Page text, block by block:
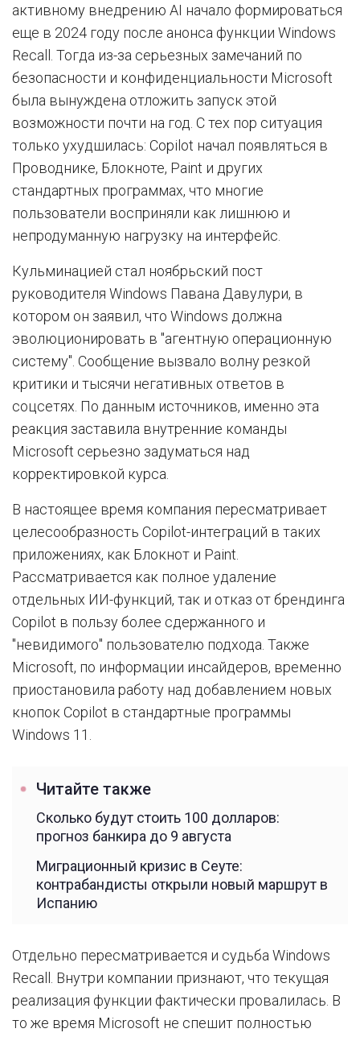
активному внедрению AI начало формироваться
еще в 2024 году после анонса функции Windows
Recall. Тогда из-за серьезных замечаний по
безопасности и конфиденциальности Microsoft
была вынуждена отложить запуск этой
возможности почти на год. С тех пор ситуация
только ухудшилась: Copilot начал появляться в
Проводнике, Блокноте, Paint и других
стандартных программах, что многие
пользователи восприняли как лишнюю и
непродуманную нагрузку на интерфейс.
Кульминацией стал ноябрьский пост
руководителя Windows Павана Давулури, в
котором он заявил, что Windows должна
эволюционировать в "агентную операционную
систему". Сообщение вызвало волну резкой
критики и тысячи негативных ответов в
соцсетях. По данным источников, именно эта
реакция заставила внутренние команды
Microsoft серьезно задуматься над
корректировкой курса.
В настоящее время компания пересматривает
целесообразность Copilot-интеграций в таких
приложениях, как Блокнот и Paint.
Рассматривается как полное удаление
отдельных ИИ-функций, так и отказ от брендинга
Copilot в пользу более сдержанного и
"невидимого" пользователю подхода. Также
Microsoft, по информации инсайдеров, временно
приостановила работу над добавлением новых
кнопок Copilot в стандартные программы
Windows 11.
Читайте также
Сколько будут стоить 100 долларов:
прогноз банкира до 9 августа
Миграционный кризис в Сеуте:
контрабандисты открыли новый маршрут в
Испанию
Отдельно пересматривается и судьба Windows
Recall. Внутри компании признают, что текущая
реализация функции фактически провалилась. В
то же время Microsoft не спешит полностью